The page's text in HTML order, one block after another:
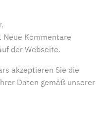
Kommentare
der Webseite.
akzeptieren Sie die
Daten gemäß unserer